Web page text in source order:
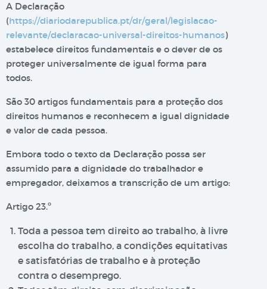
A Declaração
(https://diariodarepublica.pt/dr/geral/legislacao-
relevante/declaracao-universal-direitos-humanos)
estabelece direitos fundamentais e o dever de os
proteger universalmente de igual forma para
todos.
São 30 artigos fundamentais para a proteção dos
direitos humanos e reconhecem a igual dignidade
e valor de cada pessoa.
Embora todo o texto da Declaração possa ser
assumido para a dignidade do trabalhador e
empregador, deixamos a transcrição de um artigo:
Artigo 23.º
Toda a pessoa tem direito ao trabalho, à livre
escolha do trabalho, a condições equitativas
e satisfatórias de trabalho e à proteção
contra o desemprego.